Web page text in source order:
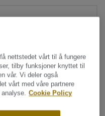
nettstedet vårt til å fungere
tilby funksjoner knyttet til
vår. Vi deler også
vårt med våre partnere
Cookie Policy